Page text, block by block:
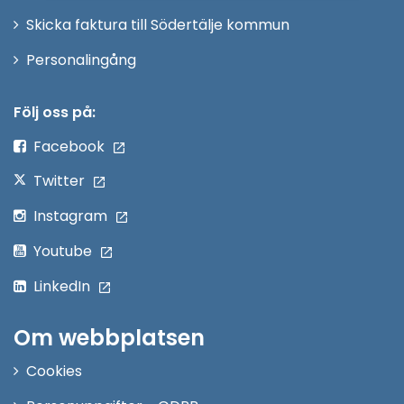
Skicka faktura till Södertälje kommun
PersonalingångÖppna
Följ oss på:
Facebook
Twitter
Instagram
Youtube
LinkedIn
Om webbplatsen
Cookies